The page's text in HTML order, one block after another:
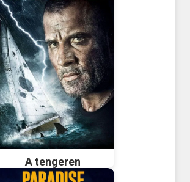
A tengeren